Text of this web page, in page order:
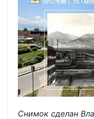
Снимок сделан